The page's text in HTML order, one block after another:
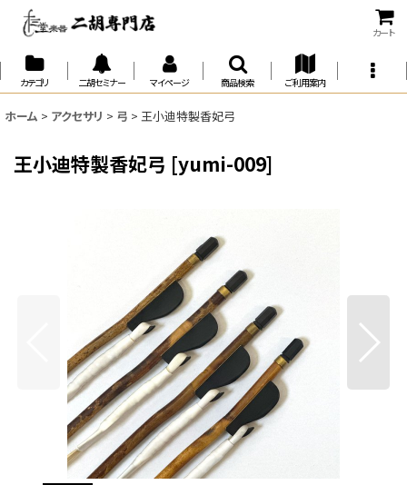
カート
カテゴリ 二胡セミナー マイページ 商品検索 ご利用案内
ホーム > アクセサリ > 弓 > 王小迪特製香妃弓
王小迪特製香妃弓 [yumi-009]